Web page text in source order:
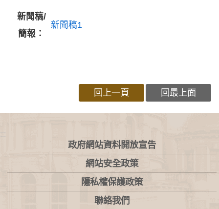
新聞稿/
簡報：
新聞稿1
回上一頁 回最上面
:::
政府網站資料開放宣告
網站安全政策
隱私權保護政策
聯絡我們